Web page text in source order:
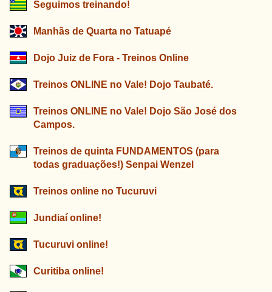
Seguimos treinando!
Manhãs de Quarta no Tatuapé
Dojo Juiz de Fora - Treinos Online
Treinos ONLINE no Vale! Dojo Taubaté.
Treinos ONLINE no Vale! Dojo São José dos
Campos.
Treinos de quinta FUNDAMENTOS (para
todas graduações!) Senpai Wenzel
Treinos online no Tucuruvi
Jundiaí online!
Tucuruvi online!
Curitiba online!